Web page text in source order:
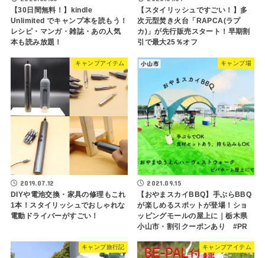
【30日間無料！】kindle
Unlimited でキャンプ本を読もう！
レシピ・マンガ・雑誌・あの人気
本も読み放題！
【スタイリッシュですごい！】多
次元型焚き火台「RAPCA(ラプ
カ)」が先行販売スタート！早期割
引で最大25％オフ
キャンプアイテム
2019.07.12
DIYや電池交換・家具の修理もこれ
1本！スタイリッシュでおしゃれな
電動ドライバーがすごい！
キャンプ場
2021.09.15
【おやまスカイBBQ】手ぶらBBQ
が楽しめるスポットが登場！ショ
ッピングモールの屋上に｜栃木県
小山市・割引クーポンあり #PR
キャンプ旅行記 キャンプアイテム